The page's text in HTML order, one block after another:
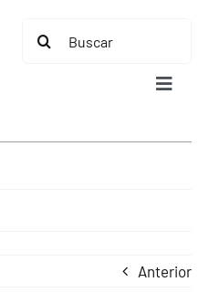
Buscar:
Toggle
Anterior